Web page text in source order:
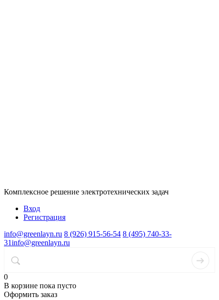
Комплексное решение электротехнических задач
Вход
Регистрация
info@greenlayn.ru 8 (926) 915-56-54 8 (495) 740-33-
31info@greenlayn.ru
0
В корзине пока пусто
Оформить заказ